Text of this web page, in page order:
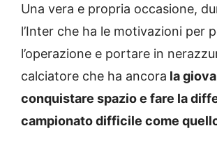
Una vera e propria occasione,
l’Inter che ha le motivazioni per
l’operazione e portare in
calciatore che ha ancora la
conquistare spazio e fare la
campionato difficile come